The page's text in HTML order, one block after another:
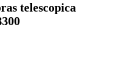
telescopica